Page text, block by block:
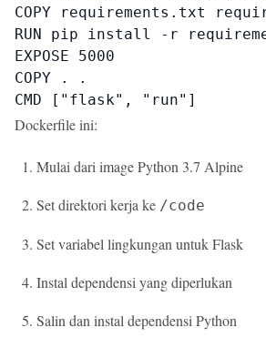
COPY requirements.txt
RUN pip install -r
EXPOSE 5000
COPY . .
CMD ["flask", "run"]
Dockerfile ini:
Mulai dari image Python 3.7 Alpine
Set direktori kerja ke /code
Set variabel lingkungan untuk Flask
Instal dependensi yang diperlukan
Salin dan instal dependensi Python